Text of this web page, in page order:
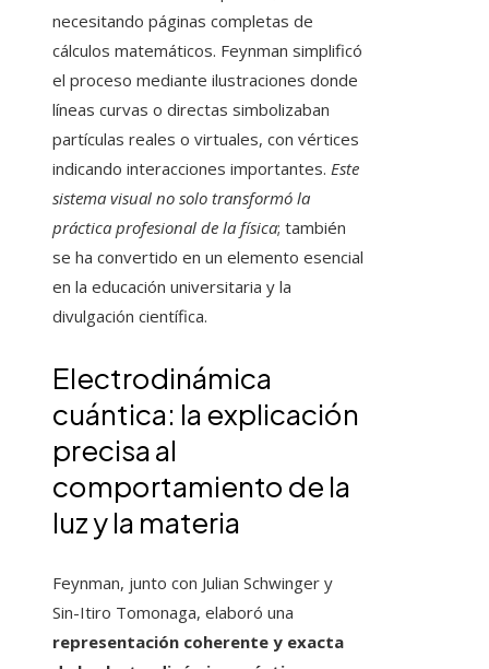
necesitando páginas completas de
cálculos matemáticos. Feynman simplificó
el proceso mediante ilustraciones donde
líneas curvas o directas simbolizaban
partículas reales o virtuales, con vértices
indicando interacciones importantes. Este
sistema visual no solo transformó la
práctica profesional de la física; también
se ha convertido en un elemento esencial
en la educación universitaria y la
divulgación científica.
Electrodinámica
cuántica: la explicación
precisa al
comportamiento de la
luz y la materia
Feynman, junto con Julian Schwinger y
Sin-Itiro Tomonaga, elaboró una
representación coherente y exacta